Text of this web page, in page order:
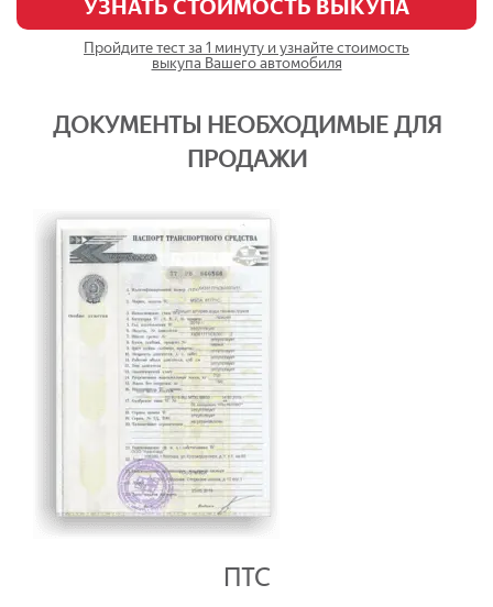
УЗНАТЬ СТОИМОСТЬ ВЫКУПА
Пройдите тест за 1 минуту и узнайте стоимость
выкупа Вашего автомобиля
ДОКУМЕНТЫ НЕОБХОДИМЫЕ ДЛЯ
ПРОДАЖИ
ПТС